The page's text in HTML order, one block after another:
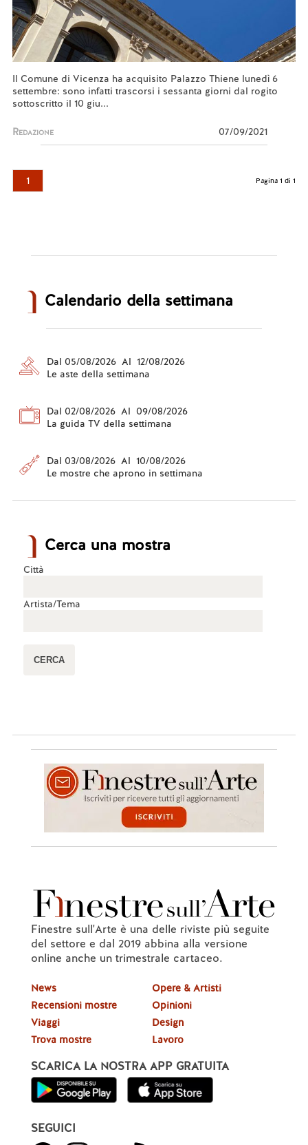
Il Comune di Vicenza ha acquisito Palazzo Thiene lunedì 6
settembre: sono infatti trascorsi i sessanta giorni dal rogito
sottoscritto il 10 giu...
Redazione 07/09/2021
1 Pagina 1 di 1
Calendario della settimana
Dal 05/08/2026 Al 12/08/2026
Le aste della settimana
Dal 02/08/2026 Al 09/08/2026
La guida TV della settimana
Dal 03/08/2026 Al 10/08/2026
Le mostre che aprono in settimana
Cerca una mostra
Città
Artista/Tema
Finestre sull'Arte è una delle riviste più seguite
del settore e dal 2019 abbina alla versione
online anche un trimestrale cartaceo.
News
Recensioni mostre
Viaggi
Trova mostre
Opere & Artisti
Opinioni
Design
Lavoro
SCARICA LA NOSTRA APP GRATUITA
SEGUICI